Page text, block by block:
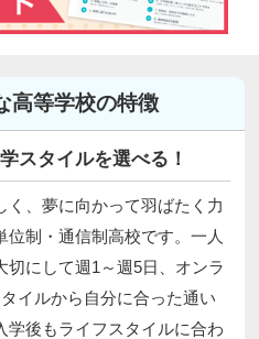
高等学校の特徴
スタイルを選べる！
、夢に向かって羽ばたく力
位制・通信制高校です。一人
にして週1～週5日、オンラ
イルから自分に合った通い
学後もライフスタイルに合わ